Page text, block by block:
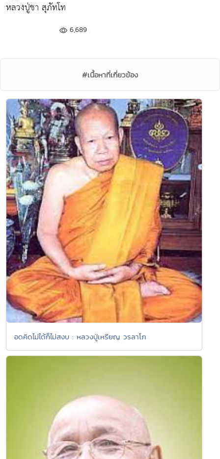
หลวงปู่ชา สุภัทโท
6,689
#เนื้อหาที่เกี่ยวข้อง
อดคิดไม่ได้ก็ไม่สงบ : หลวงปู่เหรียญ วรลาโภ